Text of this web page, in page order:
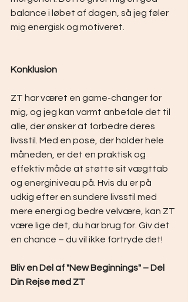
balance i løbet af dagen, så jeg føler
mig energisk og motiveret.
Konklusion
ZT har været en game-changer for
mig, og jeg kan varmt anbefale det til
alle, der ønsker at forbedre deres
livsstil. Med en pose, der holder hele
måneden, er det en praktisk og
effektiv måde at støtte sit vægttab
og energiniveau på. Hvis du er på
udkig efter en sundere livsstil med
mere energi og bedre velvære, kan ZT
være lige det, du har brug for. Giv det
en chance – du vil ikke fortryde det!
Bliv en Del af "New Beginnings" – Del
Din Rejse med ZT